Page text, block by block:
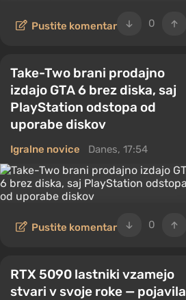
0
Pustite komentar
Take-Two brani prodajno
izdajo GTA 6 brez diska, saj
PlayStation odstopa od
uporabe diskov
Igralne novice Danes, 17:54
0
Pustite komentar
RTX 5090 lastniki vzamejo
stvari v svoje roke — pojavila